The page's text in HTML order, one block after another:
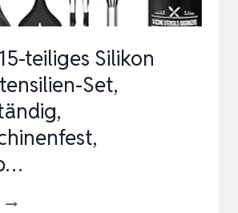
teiliges Silikon
Set,
WILDONE